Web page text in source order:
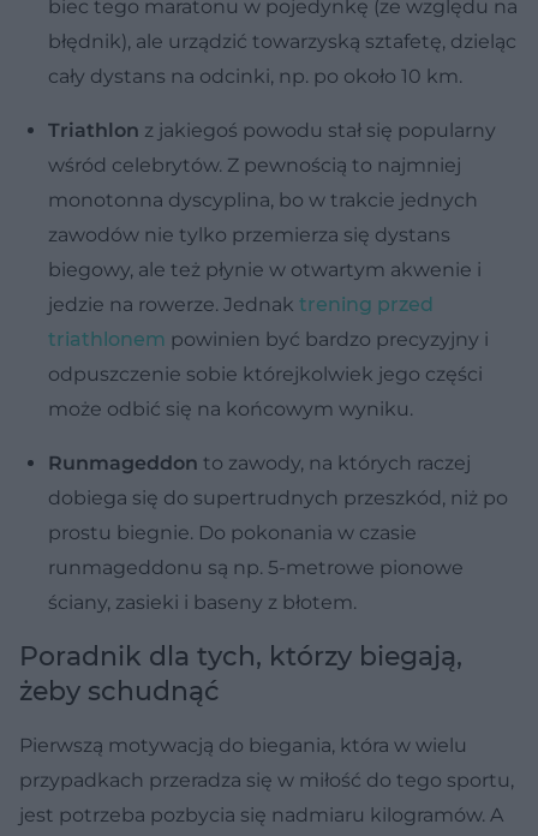
biec tego maratonu w pojedynkę (ze względu na
błędnik), ale urządzić towarzyską sztafetę, dzieląc
cały dystans na odcinki, np. po około 10 km.
Triathlon z jakiegoś powodu stał się popularny
wśród celebrytów. Z pewnością to najmniej
monotonna dyscyplina, bo w trakcie jednych
zawodów nie tylko przemierza się dystans
biegowy, ale też płynie w otwartym akwenie i
jedzie na rowerze. Jednak trening przed
triathlonem powinien być bardzo precyzyjny i
odpuszczenie sobie którejkolwiek jego części
może odbić się na końcowym wyniku.
Runmageddon to zawody, na których raczej
dobiega się do supertrudnych przeszkód, niż po
prostu biegnie. Do pokonania w czasie
runmageddonu są np. 5-metrowe pionowe
ściany, zasieki i baseny z błotem.
Poradnik dla tych, którzy biegają,
żeby schudnąć
Pierwszą motywacją do biegania, która w wielu
przypadkach przeradza się w miłość do tego sportu,
jest potrzeba pozbycia się nadmiaru kilogramów. A